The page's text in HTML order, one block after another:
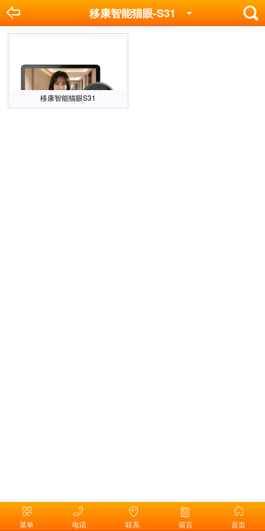
移康智能猫眼-S31
移康智能猫眼S31
菜单 电话 联系 留言 首页